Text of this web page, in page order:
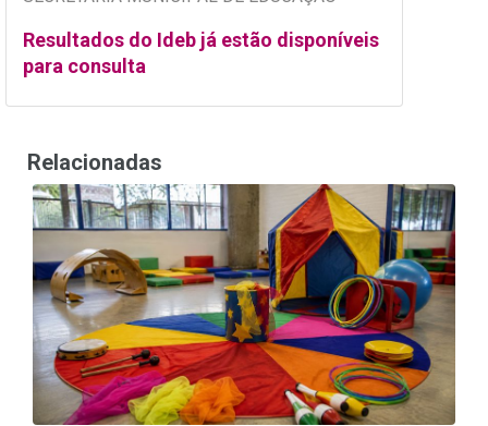
Resultados do Ideb já estão disponíveis
para consulta
Relacionadas